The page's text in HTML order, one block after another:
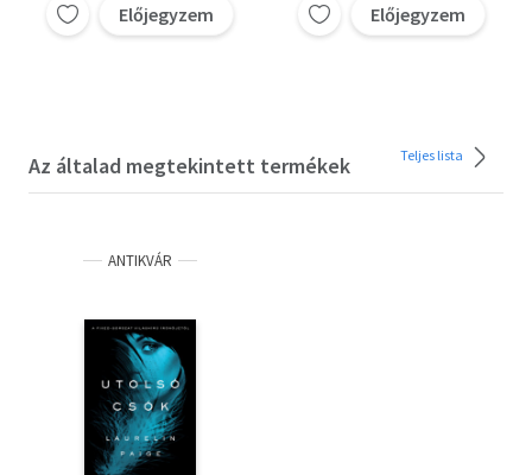
Előjegyzem Előjegyzem
Az általad megtekintett termékek Teljes lista
ANTIKVÁR